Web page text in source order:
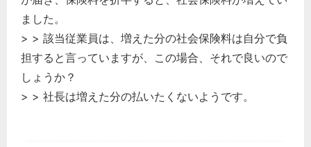
ました。
> > 該当従業員は、増えた分の社会保険料は自分で負
担すると言っていますが、この場合、それで良いので
しょうか？
> > 社長は増えた分の払いたくないようです。